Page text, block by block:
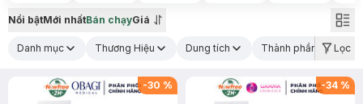
Nổi bậtMới nhấtBán chạyGiá
Danh mục Thương Hiệu Dung tích Thành phần nổi bật
Lọc
-30 % -34 %